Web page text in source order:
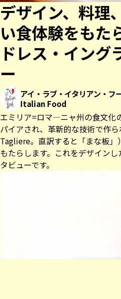
デザイン、料理
い食体験をもた
ドレス・イング
ー
アイ・ラブ・イタリアン・フ
Italian Food
エミリア=ロマ―ニャ州の食文化
パイアされ、革新的な技術で作
Tagliere。直訳すると「まな板
もたらします。これをデザイン
タビューです。